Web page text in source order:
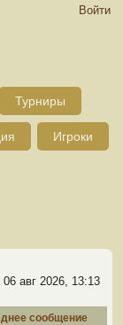
Войти
Турниры
Игроки
авг 2026, 13:13
сообщение